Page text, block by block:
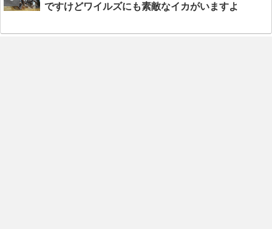
ですけどワイルズにも素敵なイカがいますよ